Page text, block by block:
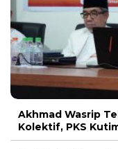
Akhmad Wasrip
Kolektif, PKS